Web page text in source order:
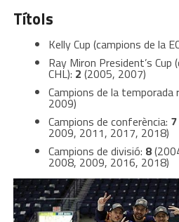
Títols
Kelly Cup (campions de la
Ray Miron President’s Cup
CHL): 2 (2005, 2007)
Campions de la temporada
2009)
Campions de conferència: 7
2009, 2011, 2017, 2018)
Campions de divisió: 8
2008, 2009, 2016, 2018)